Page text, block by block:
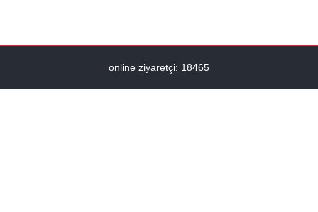
online ziyaretçi: 18465